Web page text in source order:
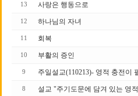
13 사랑은 행동으로
12 하나님의 자녀
11 회복
10 부활의 증인
9 주일설교(110213)- 영적 충전이
8 설교 "주기도문에 담겨 있는 영